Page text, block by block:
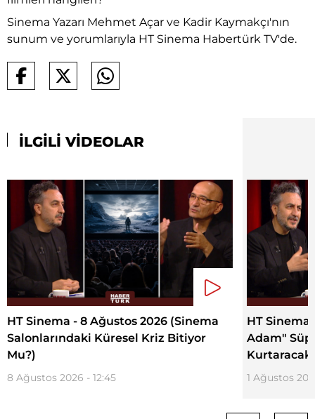
Sinema Yazarı Mehmet Açar ve Kadir Kaymakçı'nın
sunum ve yorumlarıyla HT Sinema Habertürk TV'de.
İLGİLİ VİDEOLAR
HT Sinema - 8 Ağustos 2026 (Sinema
Salonlarındaki Küresel Kriz Bitiyor
Mu?)
8 Ağustos 2026 - 12:45
HT Sinema
Adam"
Kurtaracak
1 Ağustos